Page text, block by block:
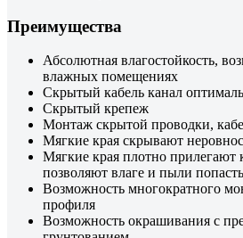
Преимущества
Абсолютная влагостойкость,
влажных помещениях
Скрытый кабель канал
Скрытый крепеж
Монтаж скрытой проводки,
Мягкие края скрывают
Мягкие края плотно прилегают
позволяют влаге и пыли
Возможность многократного
профиля
Возможность окрашивания с